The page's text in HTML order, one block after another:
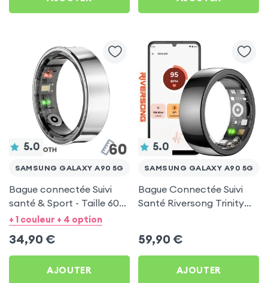
5.0
SAMSUNG GALAXY A90 5G
Bague connectée Suivi
santé & Sport - Taille 60
Argent
+ 1 couleur + 4 option
34,90 €
AJOUTER
5.0
SAMSUNG GALAXY A90 5G
Bague Connectée Suivi
Santé Riversong Trinity
59,90 €
AJOUTER